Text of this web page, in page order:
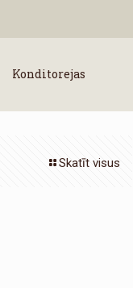
Konditorejas
Skatīt visus